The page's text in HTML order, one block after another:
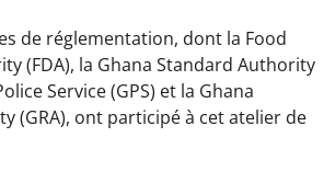
de réglementation, dont la Food
(FDA), la Ghana Standard Authority
Service (GPS) et la Ghana
(GRA), ont participé à cet atelier de